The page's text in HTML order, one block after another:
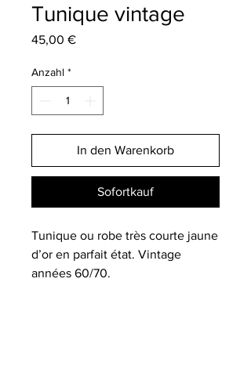
Tunique vintage
45,00 €Preis
Anzahl *
In den Warenkorb
Sofortkauf
Tunique ou robe très courte jaune
d’or en parfait état. Vintage
années 60/70.